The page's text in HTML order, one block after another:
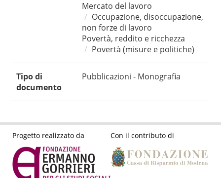
Mercato del lavoro
Occupazione, disoccupazione,
non forze di lavoro
Povertà, reddito e ricchezza
Povertà (misure e politiche)
Tipo di
documento
Pubblicazioni - Monografia
Progetto realizzato da Con il contributo di